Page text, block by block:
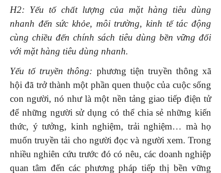
H2: Yếu tố chất lượng của mặt hàng tiêu dùng
nhanh đến sức khỏe, môi trường, kinh tế tác động
cùng chiều đến chính sách tiêu dùng bền vững đối
với mặt hàng tiêu dùng nhanh.
Yếu tố truyền thông: phương tiện truyền thông xã
hội đã trở thành một phần quen thuộc của cuộc sống
con người, nó như là một nền tảng giao tiếp điện tử
để những người sử dụng có thể chia sẻ những kiến
thức, ý tưởng, kinh nghiệm, trải nghiệm… mà họ
muốn truyền tải cho người đọc và người xem. Trong
nhiều nghiên cứu trước đó có nêu, các doanh nghiệp
quan tâm đến các phương pháp tiếp thị bền vững